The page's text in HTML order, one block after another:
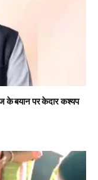
के बयान पर केदार कश्यप